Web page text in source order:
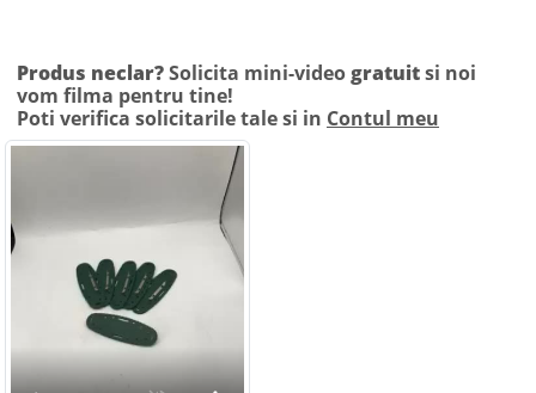
Produs neclar?Solicita mini-video gratuitsi noi
vom filma pentru tine!
Poti verifica solicitarile tale si in Contul meu